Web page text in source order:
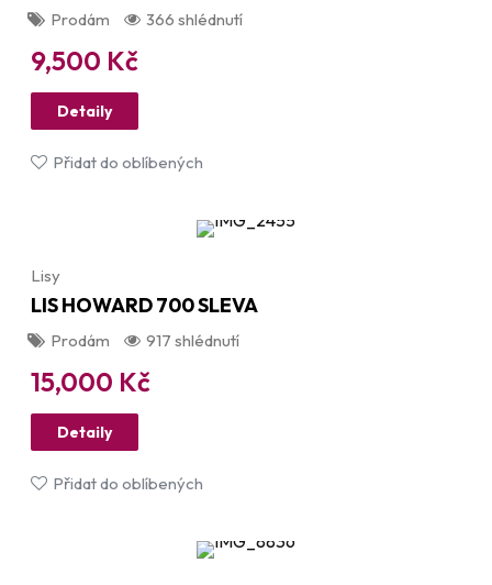
Prodám 366 shlédnutí
9,500 Kč
Detaily
Přidat do oblíbených
Lisy
LIS HOWARD 700 SLEVA
Prodám 917 shlédnutí
15,000 Kč
Detaily
Přidat do oblíbených